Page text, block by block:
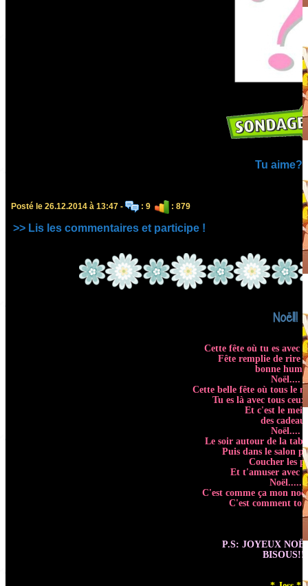
Tu
Posté le 26.12.2014 à 13:47 - : 9 : 879
>> Lis les commentaires et participe !
Noël!!
Cette fête où tu es avec
Fête remplie de rire
bonne
Noël....
Cette belle fête où tous le
Tu es là avec tous
Et c'est le
des
Noël....
Le soir autour de la
Puis dans le salon
Coucher les
Et t'amuser avec
Noël.....
C'est comme ça mon
C'est comment
P.S: JOYEUX
BISOUS!!!